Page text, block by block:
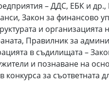
– ДДС, ЕБК и др.,
Закон за финансово
и организацията
Правилник за
в съдилищата –
и познаване на
за съответната